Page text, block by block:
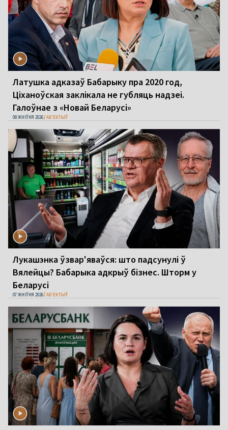
Латушка адказаў Бабарыку пра 2020 год,
Ціханоўская заклікала не губляць надзеі.
Галоўнае з «Новай Беларусі»
08 ЖНІЎНЯ 2026 АБ'ЕКТЫЎ
Лукашэнка ўзвар'яваўся: што падсунулі ў
Вялейцы? Бабарыка адкрыў бізнес. Шторм у
Беларусі
07 ЖНІЎНЯ 2026 АБ'ЕКТЫЎ